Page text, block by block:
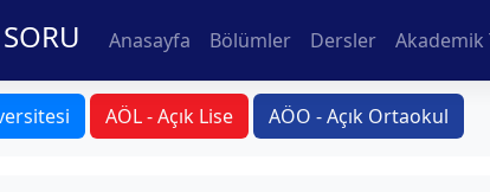
Anasayfa Bölümler Dersler Akademik
AÖL - Açık Lise AÖO - Açık Ortaokul